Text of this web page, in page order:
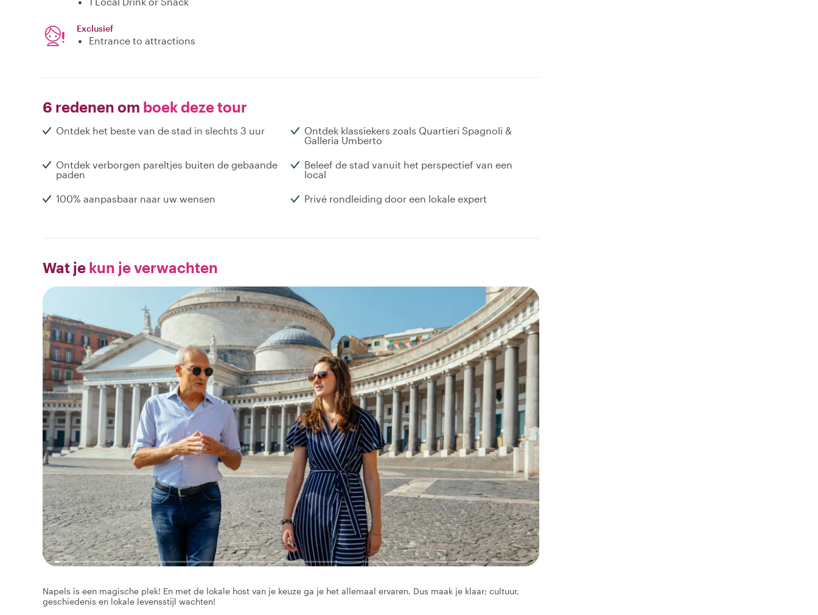
Exclusief
Entrance to attractions
6 redenen om boek deze tour
Ontdek het beste van de stad in slechts 3 uur
Ontdek klassiekers zoals Quartieri Spagnoli &
Galleria Umberto
Ontdek verborgen pareltjes buiten de gebaande
paden
Beleef de stad vanuit het perspectief van een
local
100% aanpasbaar naar uw wensen Privé rondleiding door een lokale expert
Wat je kun je verwachten
Napels is een magische plek! En met de lokale host van je keuze ga je het allemaal ervaren. Dus maak je klaar; cultuur,
geschiedenis en lokale levensstijl wachten!